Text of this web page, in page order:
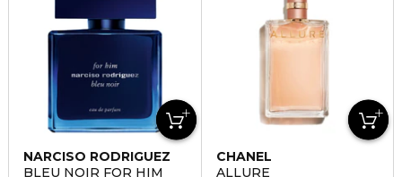
NARCISO RODRIGUEZ
BLEU NOIR FOR HIM
CHANEL
ALLURE